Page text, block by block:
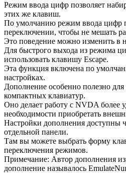
Режим ввода цифр позволяет
этих же клавиш.
По умолчанию режим ввода цифр
переключении, чтобы не мешать
Это поведение можно изменить в
Для быстрого выхода из режима
использовать клавишу Escape.
Эта функция включена по
настройках.
Дополнение особенно полезно для
компактных клавиатур.
Оно делает работу с NVDA более
необходимости приобретать
Настройки дополнения доступны
отдельной панели.
Там вы можете выбрать форму
переключения режимов.
Примечание: Автор дополнения
дополнение называлось